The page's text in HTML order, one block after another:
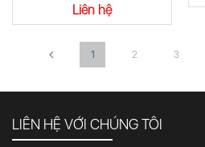
Liên hệ
1 2 3
LIÊN HỆ VỚI CHÚNG TÔI